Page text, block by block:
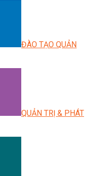
ĐÀO TẠO QUẢN
QUẢN TRỊ & PHÁT